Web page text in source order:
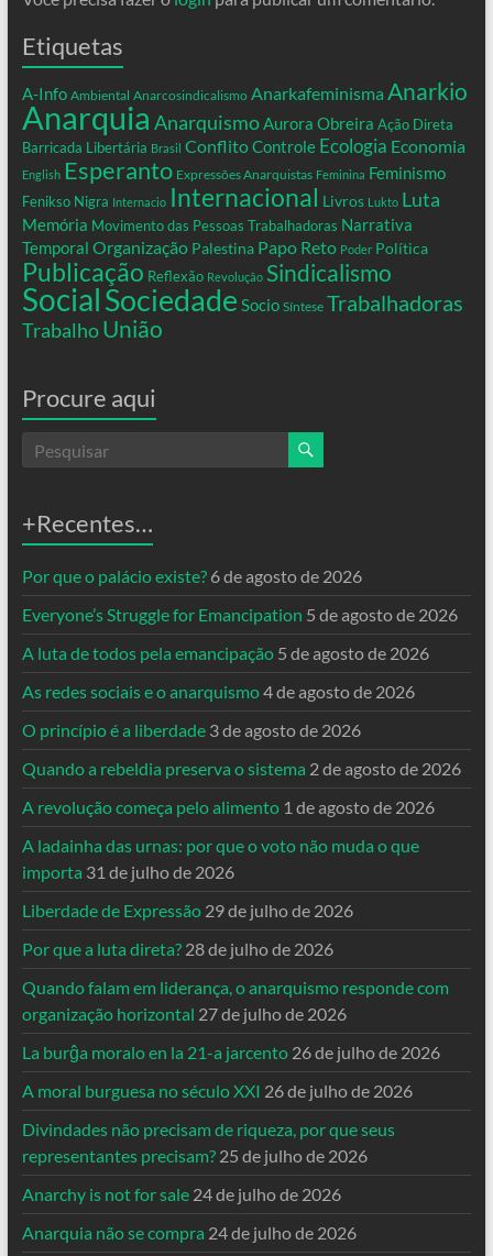
Etiquetas
A-Info Ambiental Anarcosindicalismo Anarkafeminisma Anarkio
Anarquia AnarquismoAurora Obreira Ação Direta
Barricada Libertária Brasil ConflitoControle Ecologia Economia
English Esperanto Expressões Anarquistas Feminina Feminismo
Fenikso Nigra Internacio Internacional Livros Lukto Luta
Memória Movimento das Pessoas Trabalhadoras Narrativa
Temporal Organização Palestina Papo Reto Poder Política
Publicação Reflexão Revolução Sindicalismo
SocialSociedade Socio Síntese Trabalhadoras
Trabalho União
Procure aqui
+Recentes…
Por que o palácio existe? 6 de agosto de 2026
Everyone’s Struggle for Emancipation 5 de agosto de 2026
A luta de todos pela emancipação 5 de agosto de 2026
As redes sociais e o anarquismo4 de agosto de 2026
O princípio é a liberdade 3 de agosto de 2026
Quando a rebeldia preserva o sistema 2 de agosto de 2026
A revolução começa pelo alimento 1 de agosto de 2026
A ladainha das urnas: por que o voto não muda o que
importa 31 de julho de 2026
Liberdade de Expressão 29 de julho de 2026
Por que a luta direta? 28 de julho de 2026
Quando falam em liderança, o anarquismo responde com
organização horizontal 27 de julho de 2026
La burĝa moralo en la 21-a jarcento 26 de julho de 2026
A moral burguesa no século XXI 26 de julho de 2026
Divindades não precisam de riqueza, por que seus
representantes precisam? 25 de julho de 2026
Anarchy is not for sale 24 de julho de 2026
Anarquia não se compra 24 de julho de 2026